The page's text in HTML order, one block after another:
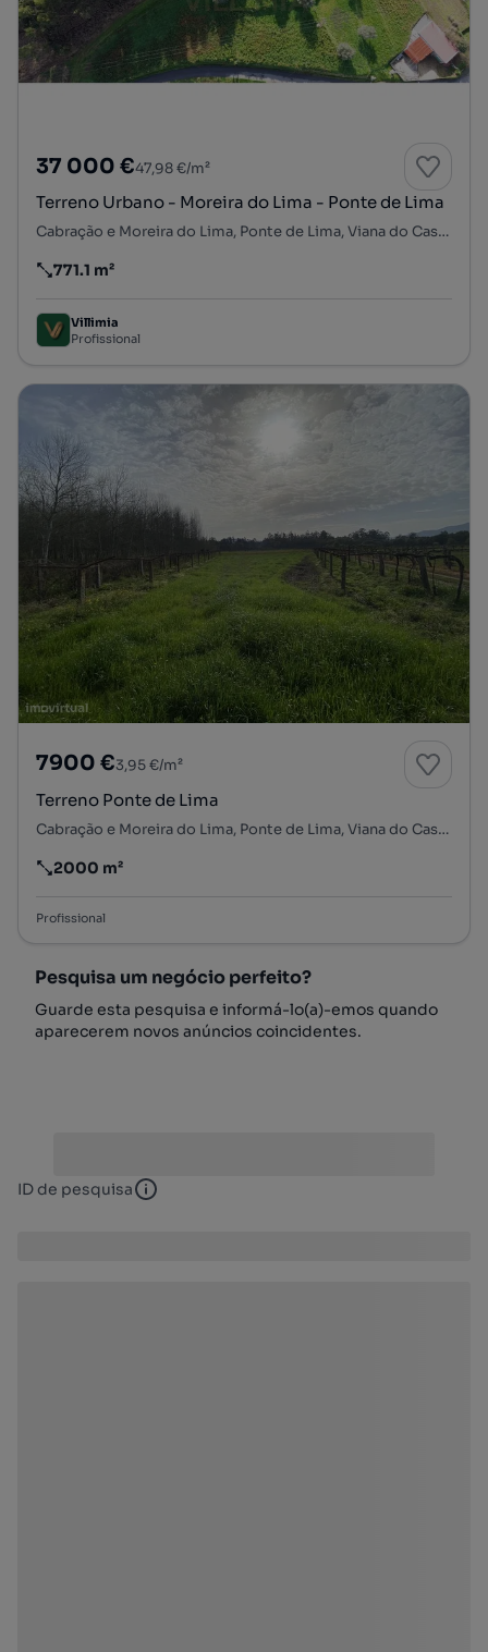
37 000 €47,98 €/m²
Terreno Urbano - Moreira do Lima - Ponte de Lima
Cabração e Moreira do Lima, Ponte de Lima, Viana do Castelo
Preço por metro quadrado
771.1 m²
Villimia
Profissional
7900 €3,95 €/m²
Terreno Ponte de Lima
Cabração e Moreira do Lima, Ponte de Lima, Viana do Castelo
Preço por metro quadrado
2000 m²
Profissional
Pesquisa um negócio perfeito?
Guarde esta pesquisa e informá-lo(a)-emos quando
aparecerem novos anúncios coincidentes.
ID de pesquisa ID de pesquisa